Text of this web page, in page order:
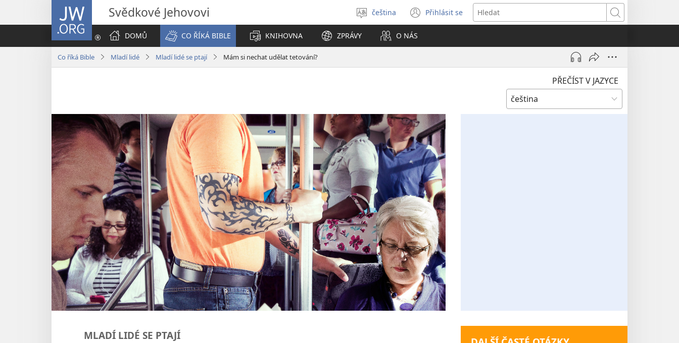
JW.ORG Svědkové Jehovovi
Vybrat
jazyk
čeština Přihlásit se
(otevřeno
nové
Hledat
DOMŮ
CO ŘÍKÁ BIBLE KNIHOVNA ZPRÁVY O NÁS
Co říká Bible Mladí lidé Mladí lidé se ptají Mám si nechat udělat tetování?
PŘEČÍST V JAZYCE
MLADÍ LIDÉ SE PTAJÍ